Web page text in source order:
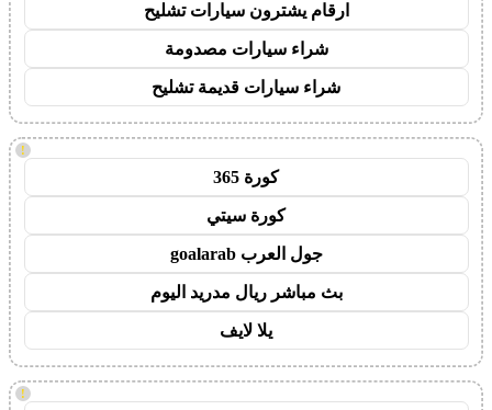
ارقام يشترون سيارات تشليح
شراء سيارات مصدومة
شراء سيارات قديمة تشليح
!
كورة 365
كورة سيتي
جول العرب goalarab
بث مباشر ريال مدريد اليوم
يلا لايف
!